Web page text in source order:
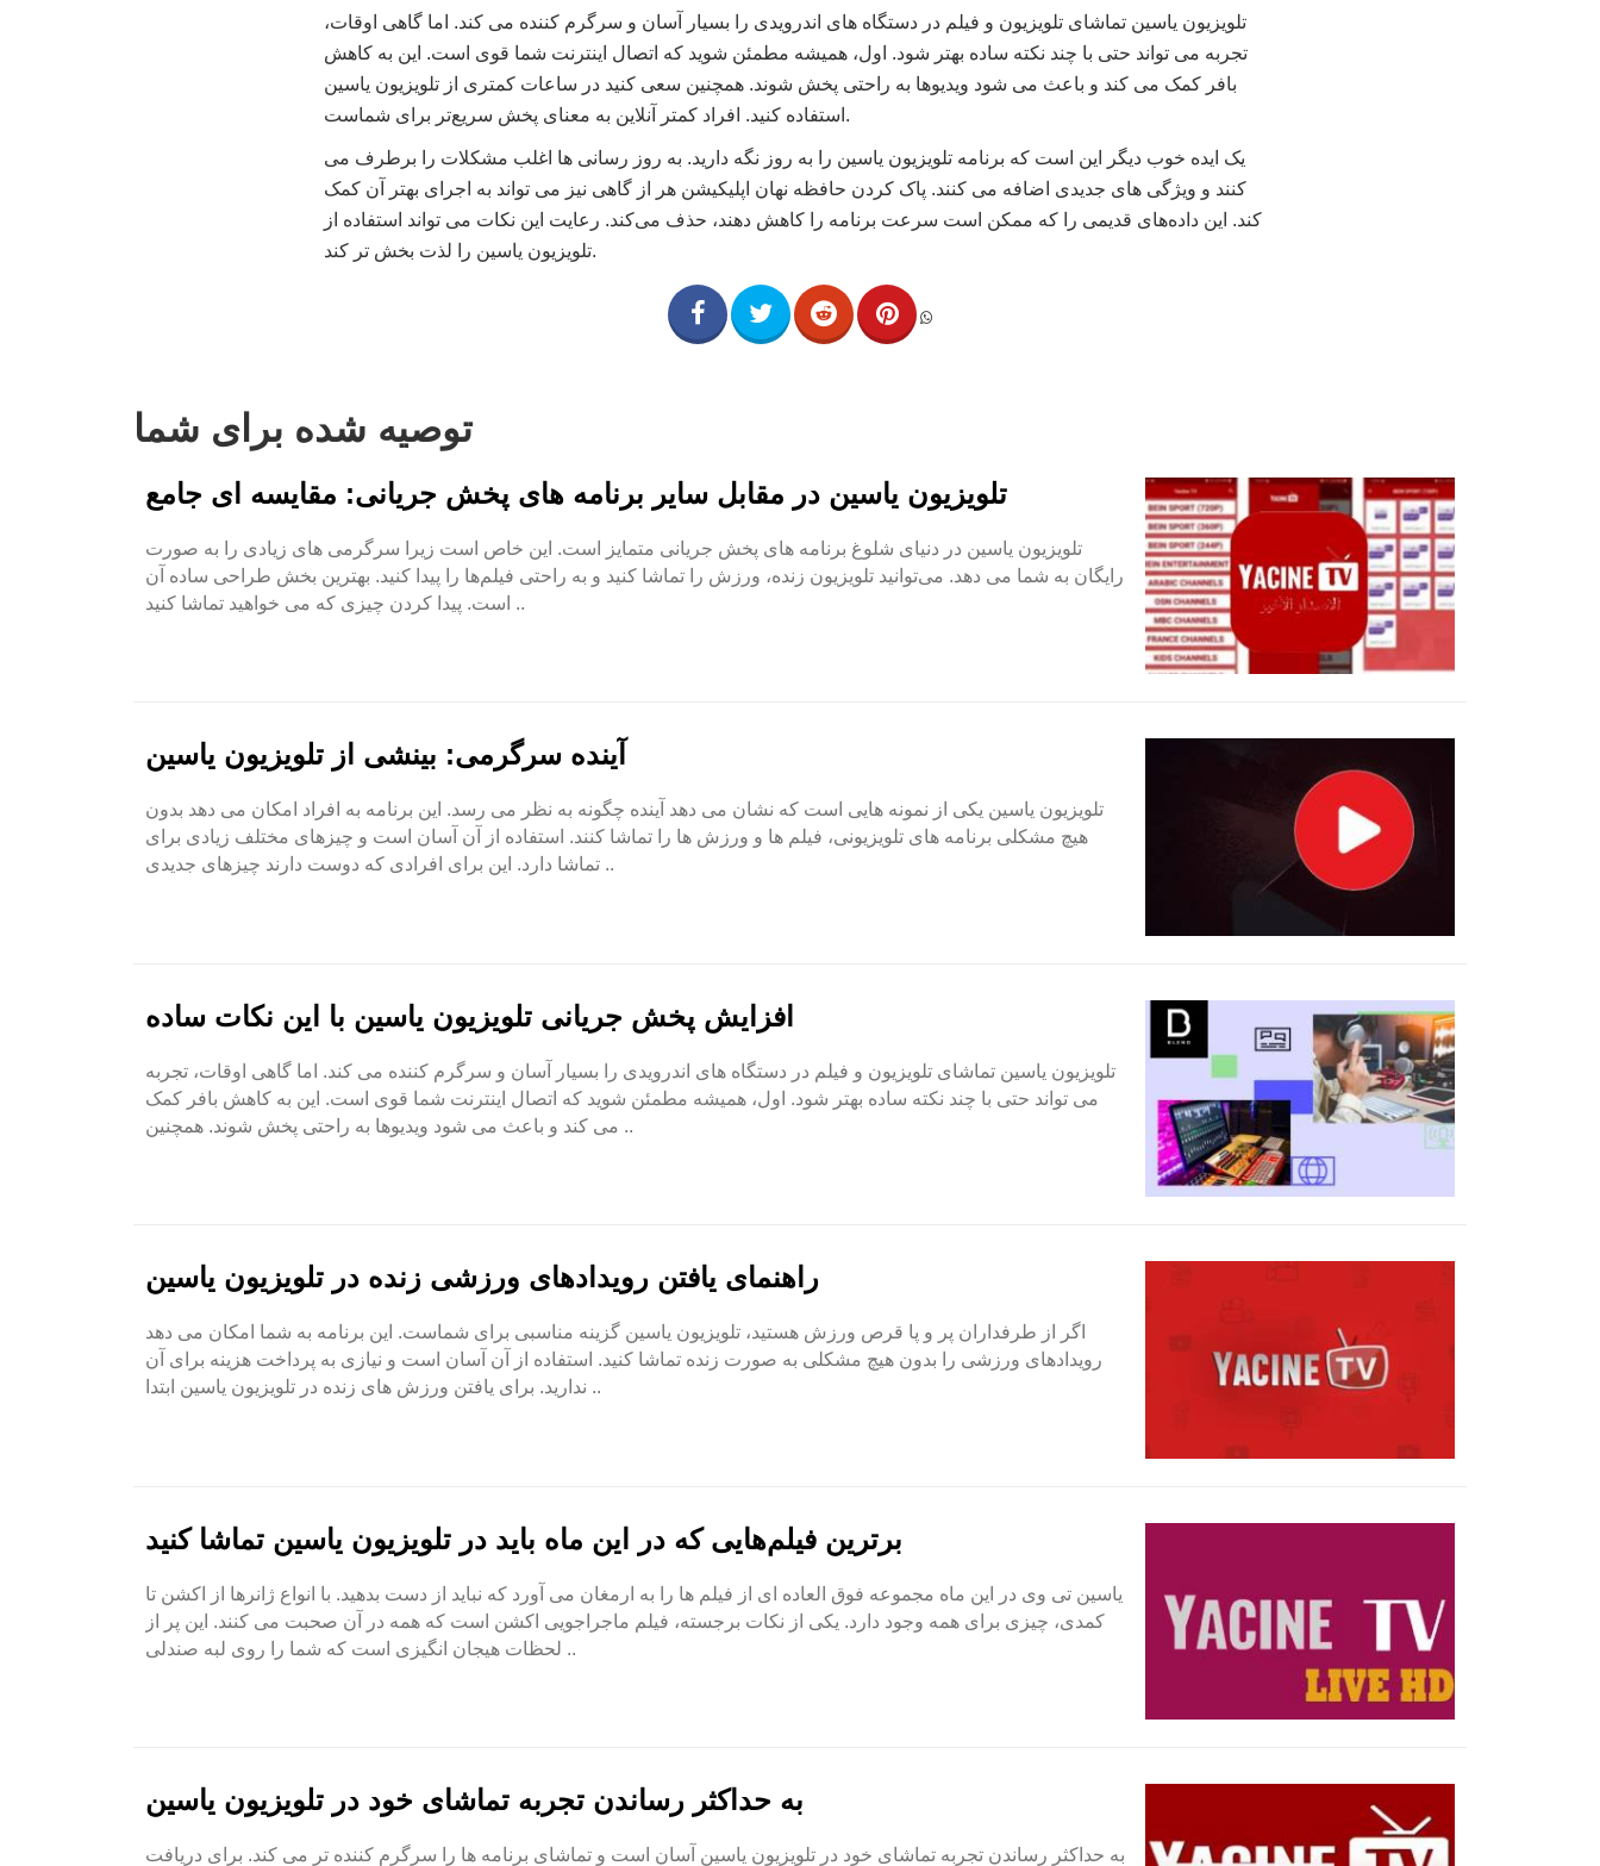
تلویزیون یاسین تماشای تلویزیون و فیلم در دستگاه های اندرویدی را بسیار آسان و سرگرم کننده می کند. اما گاهی اوقات،
تجربه می تواند حتی با چند نکته ساده بهتر شود. اول، همیشه مطمئن شوید که اتصال اینترنت شما قوی است. این به کاهش
بافر کمک می کند و باعث می شود ویدیوها به راحتی پخش شوند. همچنین سعی کنید در ساعات کمتری از تلویزیون یاسین
استفاده کنید. افراد کمتر آنلاین به معنای پخش سریع‌تر برای شماست.
یک ایده خوب دیگر این است که برنامه تلویزیون یاسین را به روز نگه دارید. به روز رسانی ها اغلب مشکلات را برطرف می
کنند و ویژگی های جدیدی اضافه می کنند. پاک کردن حافظه نهان اپلیکیشن هر از گاهی نیز می تواند به اجرای بهتر آن کمک
کند. این داده‌های قدیمی را که ممکن است سرعت برنامه را کاهش دهند، حذف می‌کند. رعایت این نکات می تواند استفاده از
تلویزیون یاسین را لذت بخش تر کند.
توصیه شده برای شما
تلویزیون یاسین در مقابل سایر برنامه های پخش جریانی: مقایسه ای جامع
تلویزیون یاسین در دنیای شلوغ برنامه های پخش جریانی متمایز است. این خاص است زیرا سرگرمی های زیادی را به صورت
رایگان به شما می دهد. می‌توانید تلویزیون زنده، ورزش را تماشا کنید و به راحتی فیلم‌ها را پیدا کنید. بهترین بخش طراحی ساده آن
است. پیدا کردن چیزی که می خواهید تماشا کنید ..
آینده سرگرمی: بینشی از تلویزیون یاسین
تلویزیون یاسین یکی از نمونه هایی است که نشان می دهد آینده چگونه به نظر می رسد. این برنامه به افراد امکان می دهد بدون
هیچ مشکلی برنامه های تلویزیونی، فیلم ها و ورزش ها را تماشا کنند. استفاده از آن آسان است و چیزهای مختلف زیادی برای
تماشا دارد. این برای افرادی که دوست دارند چیزهای جدیدی ..
افزایش پخش جریانی تلویزیون یاسین با این نکات ساده
تلویزیون یاسین تماشای تلویزیون و فیلم در دستگاه های اندرویدی را بسیار آسان و سرگرم کننده می کند. اما گاهی اوقات، تجربه
می تواند حتی با چند نکته ساده بهتر شود. اول، همیشه مطمئن شوید که اتصال اینترنت شما قوی است. این به کاهش بافر کمک
می کند و باعث می شود ویدیوها به راحتی پخش شوند. همچنین ..
راهنمای یافتن رویدادهای ورزشی زنده در تلویزیون یاسین
اگر از طرفداران پر و پا قرص ورزش هستید، تلویزیون یاسین گزینه مناسبی برای شماست. این برنامه به شما امکان می دهد
رویدادهای ورزشی را بدون هیچ مشکلی به صورت زنده تماشا کنید. استفاده از آن آسان است و نیازی به پرداخت هزینه برای آن
ندارید. برای یافتن ورزش های زنده در تلویزیون یاسین ابتدا ..
برترین فیلم‌هایی که در این ماه باید در تلویزیون یاسین تماشا کنید
یاسین تی وی در این ماه مجموعه فوق العاده ای از فیلم ها را به ارمغان می آورد که نباید از دست بدهید. با انواع ژانرها از اکشن تا
کمدی، چیزی برای همه وجود دارد. یکی از نکات برجسته، فیلم ماجراجویی اکشن است که همه در آن صحبت می کنند. این پر از
لحظات هیجان انگیزی است که شما را روی لبه صندلی ..
به حداکثر رساندن تجربه تماشای خود در تلویزیون یاسین
به حداکثر رساندن تجربه تماشای خود در تلویزیون یاسین آسان است و تماشای برنامه ها را سرگرم کننده تر می کند. برای دریافت